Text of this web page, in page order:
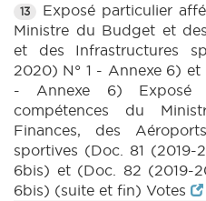
13
Exposé particulier
Ministre du Budget et
et des Infrastructures
2020) N° 1 - Annexe 6) et
- Annexe 6) Exposé
compétences du
Finances, des
sportives (Doc. 81
6bis) et (Doc. 82 (2019-
6bis) (suite et fin) Votes